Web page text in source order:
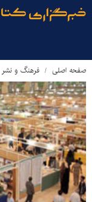
صفحه اصلی فرهنگ و نشر